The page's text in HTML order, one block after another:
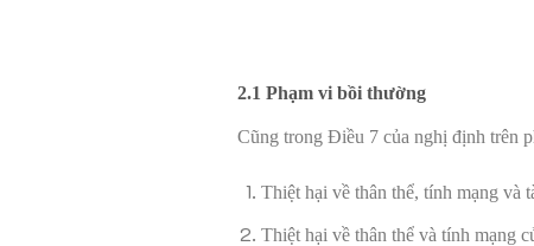
2.1 Phạm vi bồi thường
Cũng trong Điều 7 của nghị định trên
Thiệt hại về thân thể, tính mạng và
Thiệt hại về thân thể và tính mạng